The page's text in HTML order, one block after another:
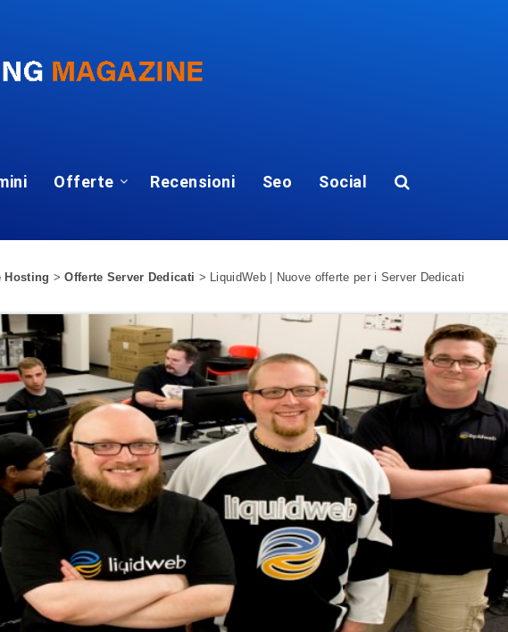
Offerte Recensioni Seo Social
Hosting >Offerte Server Dedicati > LiquidWeb | Nuove offerte per i Server Dedicati